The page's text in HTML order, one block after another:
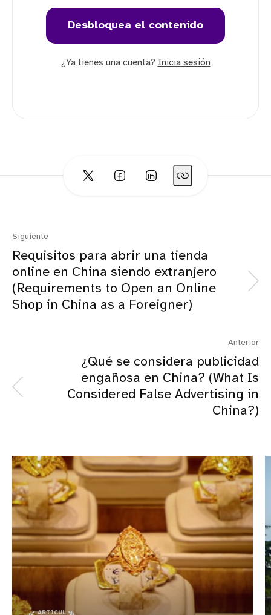
Desbloquea el contenido
¿Ya tienes una cuenta? Inicia sesión
Siguiente
Requisitos para abrir una tienda
online en China siendo extranjero
(Requirements to Open an Online
Shop in China as a Foreigner)
Anterior
¿Qué se considera publicidad
engañosa en China? (What Is
Considered False Advertising in
China?)
ARTÍCUL